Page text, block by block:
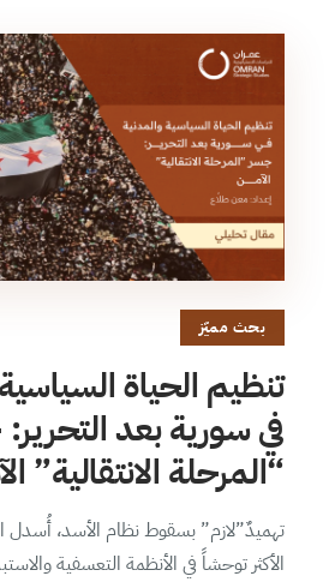
بحث مميّز
تنظيم الحياة
في سورية بعد
“المرحلة الانتقالية”
تهميدٌ”لازم” بسقوط نظام الأسد، أُسدل
الأكثر توحشاً في الأنظمة التعسفية